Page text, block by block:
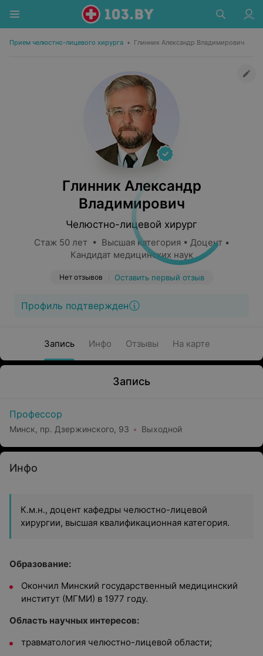
Прием челюстно-лицевого хирурга • Глинник Александр Владимирович
Глинник Александр
Владимирович
Челюстно-лицевой хирург
Стаж 50 лет • Высшая категория • Доцент •
Кандидат медицинских наук
Нет отзывов Оставить первый отзыв
Профиль подтвержден
Запись Инфо Отзывы На карте
Запись
Профессор
Минск, пр. Дзержинского, 93 Выходной
Инфо
К.м.н., доцент кафедры челюстно-лицевой
хирургии, высшая квалификационная категория.
Образование:
Окончил Минский государственный медицинский
институт (МГМИ) в 1977 году.
Область научных интересов:
травматология челюстно-лицевой области;